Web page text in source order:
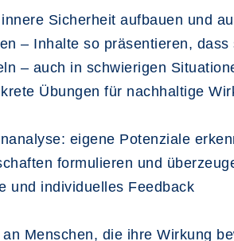
Sicherheit aufbauen und
– Inhalte so präsentieren, dass
– auch in schwierigen
Übungen für nachhaltige
eigene Potenziale
formulieren und
und individuelles Feedback
Menschen, die ihre Wirkung